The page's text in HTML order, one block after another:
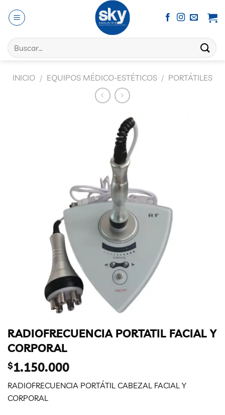
Buscar
por:
INICIO / EQUIPOS MÉDICO-ESTÉTICOS / PORTÁTILES
RADIOFRECUENCIA PORTATIL FACIAL Y
CORPORAL
$1.150.000
RADIOFRECUENCIA PORTÁTIL CABEZAL FACIAL Y
CORPORAL